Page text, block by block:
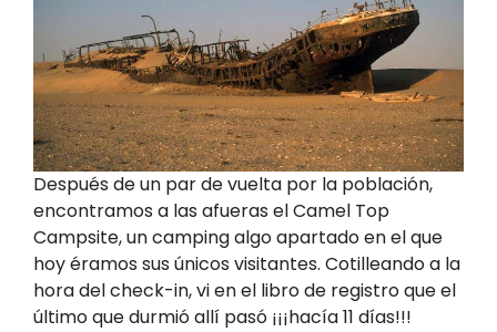
Después de un par de vuelta por la población,
encontramos a las afueras el Camel Top
Campsite, un camping algo apartado en el que
hoy éramos sus únicos visitantes. Cotilleando a la
hora del check-in, vi en el libro de registro que el
último que durmió allí pasó ¡¡¡hacía 11 días!!!